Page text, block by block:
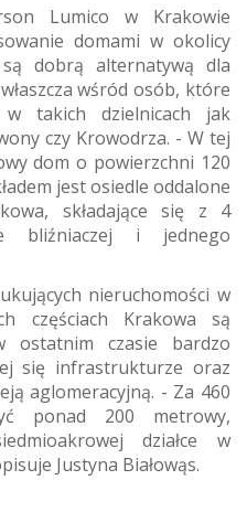
Lumico w Krakowie
domami w okolicy
dobrą alternatywą dla
wśród osób, które
w takich dzielnicach jak
czy Krowodrza. - W tej
dom o powierzchni 120
jest osiedle oddalone
składające się z 4
bliźniaczej i jednego
nieruchomości w
częściach Krakowa są
ostatnim czasie bardzo
się infrastrukturze oraz
aglomeracyjną. - Za 460
ponad 200 metrowy,
działce w
Justyna Białowąs.